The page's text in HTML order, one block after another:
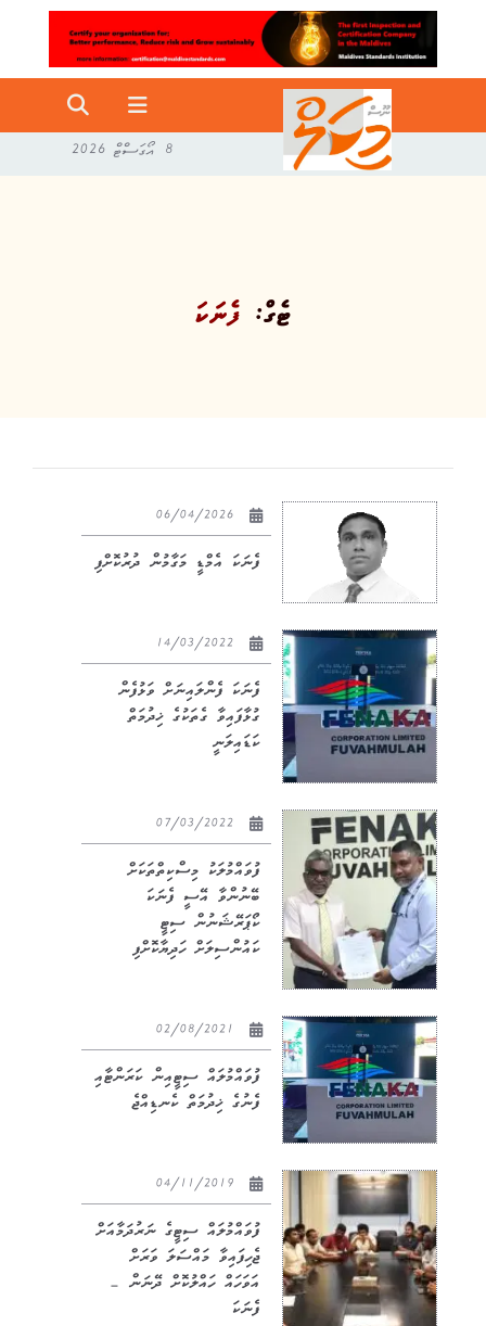
8 އޯގަސްޓް 2026
ޓެގް: ފެނަކަ
ފެނަކަ އެމްޑީ މަގާމުން ދުރުކޮށްފި
ފެނަކަ ފެންލައިނަށް ވަޅުފެން
ގުޅާފައިވާ ގެތަކުގެ ޚިދުމަތް
ކަޑައިލަނީ
ފުވައްމުލަކު މިސްކިތްތަކަށް
ބޭނުންވާ އޭސީ ފެނަކަ
ކޯޕަރޭޝަނުން ސިޓީ
ކައުންސިލަށް ހަދިޔާކޮށްފި
ފުވައްމުލައް ސިޓީއިން ކަރަންޓާއި
ފެނުގެ ޚިދުމަތް ކެނޑިއްޖެ
ފުވައްމުލައް ސިޓީގެ ނަރުދަމާއަށް
ޖެހިފައިވާ މައްސަލަ ވަރަށް
އަވަހައް ހައްލުކޮށް ދޭނަން –
ފެނަކަ